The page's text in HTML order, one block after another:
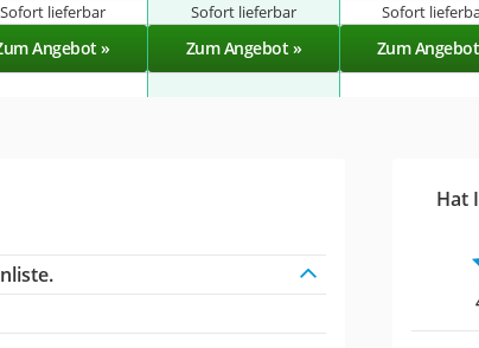
Sofort lieferbar Sofort lieferbar Sofort
Angebot » Zum Angebot » Zum
Hat